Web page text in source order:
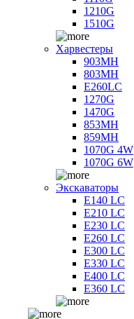
1210G
1510G
Харвестеры
903MH
803MH
E260LC
1270G
1470G
853MH
859MH
1070G 4W
1070G 6W
Экскаваторы
E140 LC
E210 LC
E230 LC
E260 LC
E300 LC
E330 LC
E400 LC
E360 LC